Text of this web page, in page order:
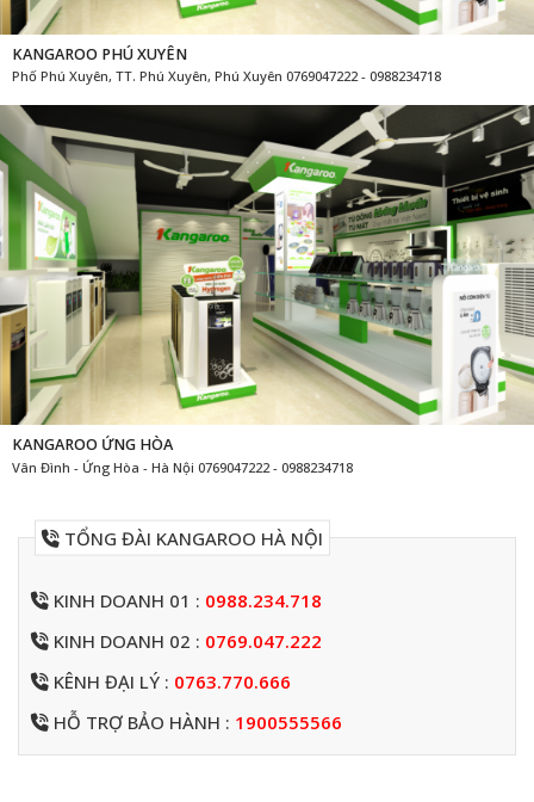
KANGAROO PHÚ XUYÊN
Phố Phú Xuyên, TT. Phú Xuyên, Phú Xuyên 0769047222 - 0988234718
KANGAROO ỨNG HÒA
Vân Đình - Ứng Hòa - Hà Nội 0769047222 - 0988234718
TỔNG ĐÀI KANGAROO HÀ NỘI
KINH DOANH 01 : 0988.234.718
KINH DOANH 02 : 0769.047.222
KÊNH ĐẠI LÝ : 0763.770.666
HỖ TRỢ BẢO HÀNH : 1900555566